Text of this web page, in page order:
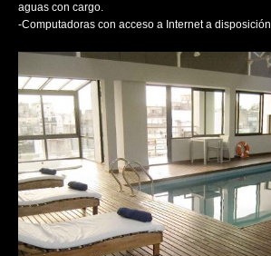
aguas con cargo.
-Computadoras con acceso a Internet a disposición.